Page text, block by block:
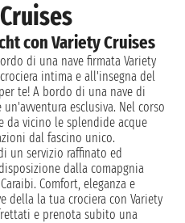
con Variety Cruises
di una nave firmata Variety
intima e all'insegna del
te! A bordo di una nave di
esclusiva. Nel corso
da vicino le splendide acque
dal fascino unico.
un servizio raffinato ed
dalla comapgnia
Comfort, eleganza e
della la tua crociera con Variety
e prenota subito una